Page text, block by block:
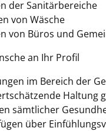
der Sanitärbereiche
von Wäsche
von Büros und
an Ihr Profil
im Bereich der
Haltung
sämtlicher
über